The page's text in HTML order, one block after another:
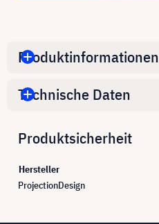
Produktinformationen
Technische Daten
Produktsicherheit
Hersteller
ProjectionDesign